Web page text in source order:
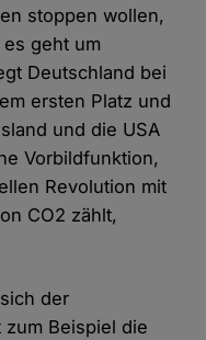
stoppen wollen,
geht um
Deutschland bei
ersten Platz und
und die USA
Vorbildfunktion,
Revolution mit
CO2 zählt,
der
Beispiel die